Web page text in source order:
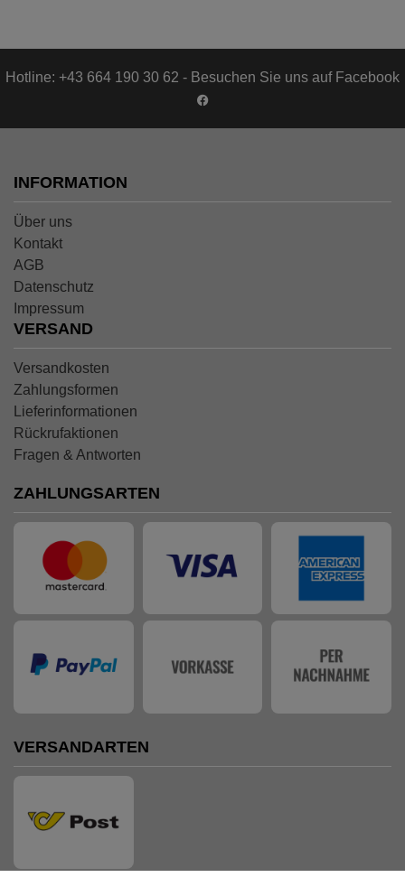
Hotline: +43 664 190 30 62 - Besuchen Sie uns auf Facebook
INFORMATION
Über uns
Kontakt
AGB
Datenschutz
Impressum
VERSAND
Versandkosten
Zahlungsformen
Lieferinformationen
Rückrufaktionen
Fragen & Antworten
ZAHLUNGSARTEN
VERSANDARTEN